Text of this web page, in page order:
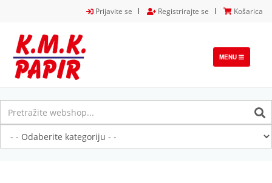
Prijavite se Registrirajte se Košarica
TOGGLE
NAVIGATION
MENU